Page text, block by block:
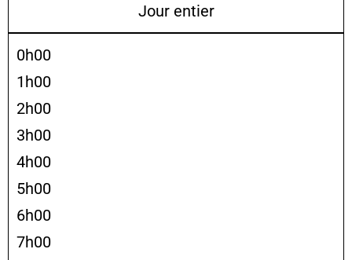
Jour entier
0h00
1h00
2h00
3h00
4h00
5h00
6h00
7h00